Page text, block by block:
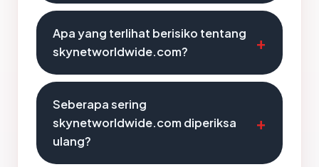
Apa yang terlihat berisiko tentang
skynetworldwide.com?
Seberapa sering
skynetworldwide.com diperiksa
ulang?